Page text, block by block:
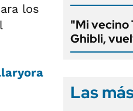
los
"Mi vecino
Ghibli,
Las